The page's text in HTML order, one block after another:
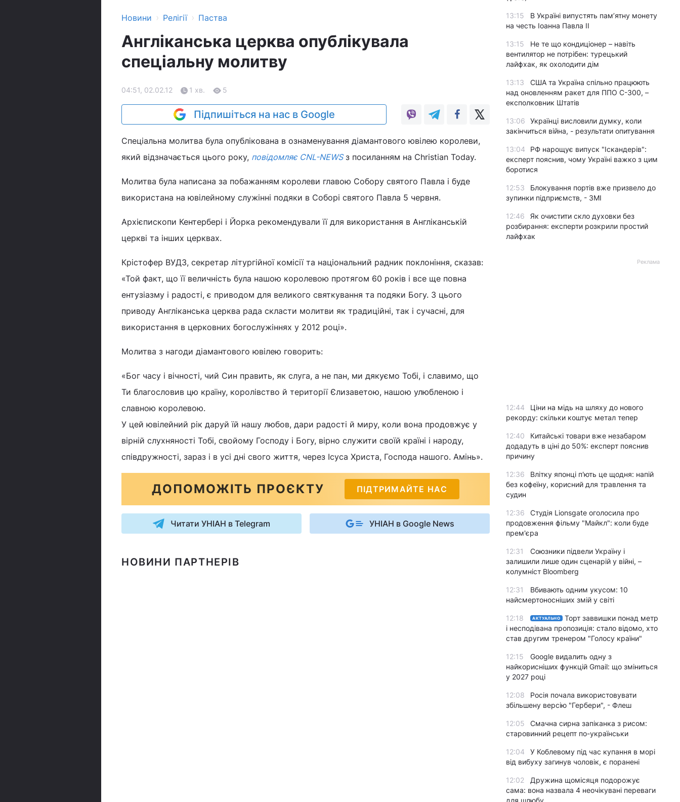
Новини › Релігії › Паства
Англіканська церква опублікувала
спеціальну молитву
04:51, 02.02.12 1 хв. 5
Підпишіться на нас в Google
Спеціальна молитва була опублікована в ознаменування діамантового ювілею королеви,
який відзначається цього року, повідомляє CNL-NEWSз посиланням на Christian Today.
Молитва була написана за побажанням королеви главою Собору святого Павла і буде
використана на ювілейному служінні подяки в Соборі святого Павла 5 червня.
Архієпископи Кентербері і Йорка рекомендували її для використання в Англіканській
церкві та інших церквах.
Крістофер ВУДЗ, секретар літургійної комісії та національний радник поклоніння, сказав:
«Той факт, що її величність була нашою королевою протягом 60 років і все ще повна
ентузіазму і радості, є приводом для великого святкування та подяки Богу. З цього
приводу Англіканська церква рада скласти молитви як традиційні, так і сучасні, для
використання в церковних богослужіннях у 2012 році».
Молитва з нагоди діамантового ювілею говорить:
«Бог часу і вічності, чий Син править, як слуга, а не пан, ми дякуємо Тобі, і славимо, що
Ти благословив цю країну, королівство й території Єлизаветою, нашою улюбленою і
славною королевою.
У цей ювілейний рік даруй їй нашу любов, дари радості й миру, коли вона продовжує у
вірній слухняності Тобі, свойому Господу і Богу, вірно служити своїй країні і народу,
співдружності, зараз і в усі дні свого життя, через Ісуса Христа, Господа нашого. Амінь».
ДОПОМОЖІТЬ ПРОЄКТУ ПІДТРИМАЙТЕ НАС
Читати УНІАН в Telegram УНІАН в Google News
НОВИНИ ПАРТНЕРІВ
13:15
В Україні випустять пам’ятну монету
на честь Іоанна Павла II
13:15
Не те що кондиціонер – навіть
вентилятор не потрібен: турецький
лайфхак, як охолодити дім
13:13
США та Україна спільно працюють
над оновленням ракет для ППО С-300, –
експолковник Штатів
13:06
Українці висловили думку, коли
закінчиться війна, - результати опитування
13:04
РФ нарощує випуск "Іскандерів":
експерт пояснив, чому Україні важко з цим
боротися
12:53
Блокування портів вже призвело до
зупинки підприємств, - ЗМІ
12:46
Як очистити скло духовки без
розбирання: експерти розкрили простий
лайфхак
Реклама
12:44
Ціни на мідь на шляху до нового
рекорду: скільки коштує метал тепер
12:40
Китайські товари вже незабаром
додадуть в ціні до 50%: експерт пояснив
причину
12:36
Влітку японці п'ють це щодня: напій
без кофеїну, корисний для травлення та
судин
12:36
Студія Lionsgate оголосила про
продовження фільму "Майкл": коли буде
прем'єра
12:31
Союзники підвели Україну і
залишили лише один сценарій у війні, –
колумніст Bloomberg
12:31
Вбивають одним укусом: 10
найсмертоносніших змій у світі
12:18 АКТУАЛЬНО
Торт заввишки понад метр
і несподівана пропозиція: стало відомо, хто
став другим тренером "Голосу країни"
12:15
Google видалить одну з
найкорисніших функцій Gmail: що зміниться
у 2027 році
12:08
Росія почала використовувати
збільшену версію "Гербери", - Флеш
12:05
Смачна сирна запіканка з рисом:
старовинний рецепт по-українськи
12:04
У Коблевому під час купання в морі
від вибуху загинув чоловік, є поранені
12:02
Дружина щомісяця подорожує
сама: вона назвала 4 неочікувані переваги
для шлюбу